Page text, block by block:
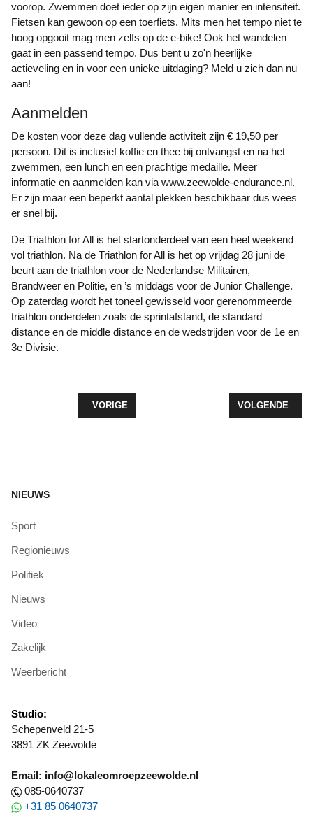
voorop. Zwemmen doet ieder op zijn eigen manier en intensiteit.
Fietsen kan gewoon op een toerfiets. Mits men het tempo niet te
hoog opgooit mag men zelfs op de e-bike! Ook het wandelen
gaat in een passend tempo. Dus bent u zo'n heerlijke
actieveling en in voor een unieke uitdaging? Meld u zich dan nu
aan!
Aanmelden
De kosten voor deze dag vullende activiteit zijn € 19,50 per
persoon. Dit is inclusief koffie en thee bij ontvangst en na het
zwemmen, een lunch en een prachtige medaille. Meer
informatie en aanmelden kan via www.zeewolde-endurance.nl.
Er zijn maar een beperkt aantal plekken beschikbaar dus wees
er snel bij.
De Triathlon for All is het startonderdeel van een heel weekend
vol triathlon. Na de Triathlon for All is het op vrijdag 28 juni de
beurt aan de triathlon voor de Nederlandse Militairen,
Brandweer en Politie, en ’s middags voor de Junior Challenge.
Op zaterdag wordt het toneel gewisseld voor gerenommeerde
triathlon onderdelen zoals de sprintafstand, de standard
distance en de middle distance en de wedstrijden voor de 1e en
3e Divisie.
VORIG ARTIKEL: TWEE SPELERS UIT
VORIGE VOLGENDE
VOLGENDE
NIEUWS
Sport
Regionieuws
Politiek
Nieuws
Video
Zakelijk
Weerbericht
Studio:
Schepenveld 21-5
3891 ZK Zeewolde
Email: info@lokaleomroepzeewolde.nl
085-0640737
+31 85 0640737